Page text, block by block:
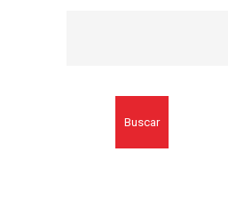
Buscar